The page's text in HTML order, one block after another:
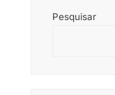
Pesquisar